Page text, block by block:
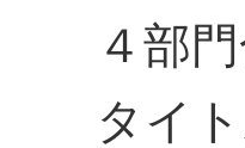
４部
タイ